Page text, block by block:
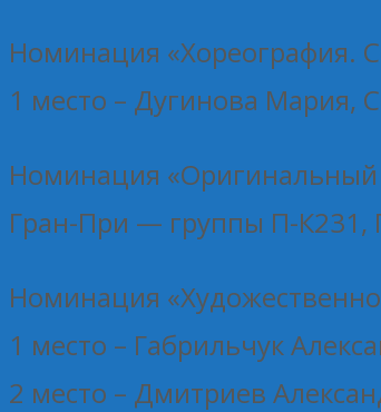
Номинация «Хореография.
1 место – Дугинова Мария,
Номинация
Гран-При — группы П-К231,
Номинация
1 место – Габрильчук
2 место – Дмитриев